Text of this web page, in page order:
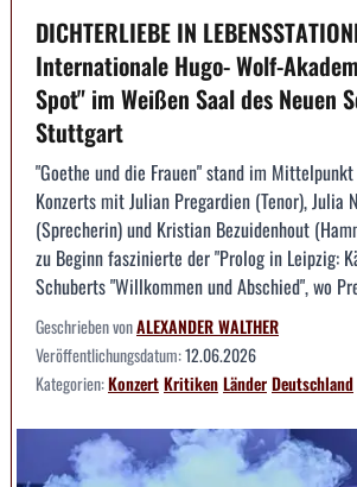
DICHTERLIEBE IN
Internationale Hugo- Wolf-
Spot" im Weißen Saal des Neuen
Stuttgart
"Goethe und die Frauen" stand im
Konzerts mit Julian Pregardien (Tenor), Julia
(Sprecherin) und Kristian Bezuidenhout
zu Beginn faszinierte der "Prolog in Leipzig:
Schuberts "Willkommen und Abschied", wo
Geschrieben vonALEXANDER WALTHER
Veröffentlichungsdatum:12.06.2026
Kategorien:KonzertKritikenLänderDeutschland